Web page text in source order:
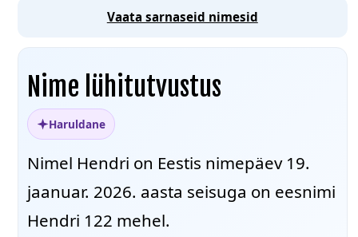
Vaata sarnaseid nimesid
Nime lühitutvustus
Haruldane
Nimel Hendri on Eestis nimepäev 19.
jaanuar. 2026. aasta seisuga on eesnimi
Hendri 122 mehel.